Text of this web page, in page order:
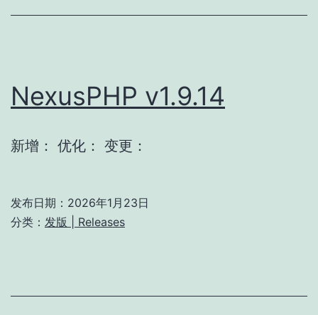
NexusPHP v1.9.14
新增： 优化： 变更：
发布日期： 2026年1月23日
分类： 发版 | Releases